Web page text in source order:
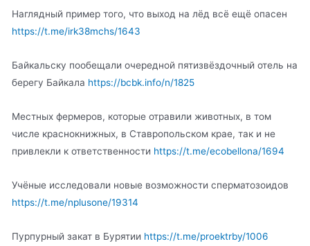
Наглядный пример того, что выход на лёд всё ещё опасен
https://t.me/irk38mchs/1643
Байкальску пообещали очередной пятизвёздочный отель на
берегу Байкала https://bcbk.info/n/1825
Местных фермеров, которые отравили животных, в том
числе краснокнижных, в Ставропольском крае, так и не
привлекли к ответственности https://t.me/ecobellona/1694
Учёные исследовали новые возможности сперматозоидов
https://t.me/nplusone/19314
Пурпурный закат в Бурятии https://t.me/proektrby/1006